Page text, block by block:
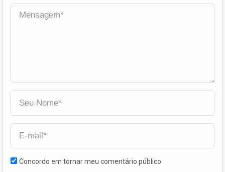
Concordo em tornar meu comentário público